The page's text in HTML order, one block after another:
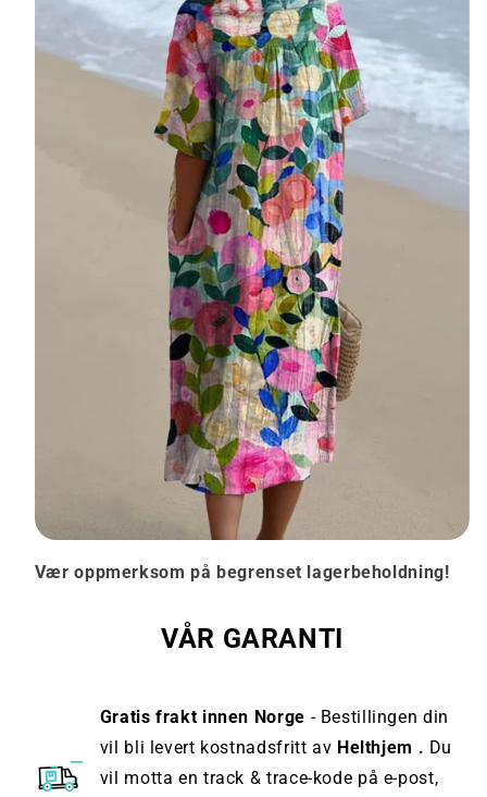
Vær oppmerksom på begrenset lagerbeholdning!
VÅR GARANTI
Gratis frakt innen Norge - Bestillingen din
vil bli levert kostnadsfritt av Helthjem . Du
vil motta en track & trace-kode på e-post,